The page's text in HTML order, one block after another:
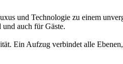
und Technologie zu einem
auch für Gäste.
Ein Aufzug verbindet alle